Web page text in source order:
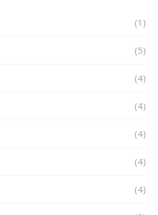
(1)
(5)
(4)
(4)
(4)
(4)
(4)